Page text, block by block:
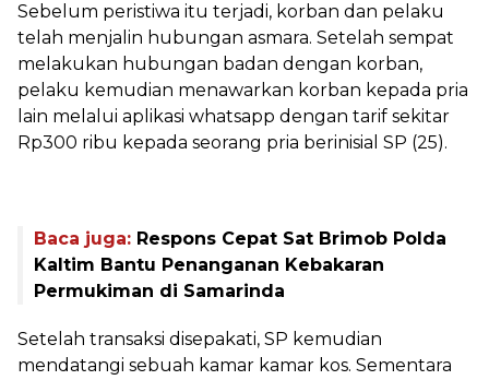
‎Sebelum peristiwa itu terjadi, korban dan pelaku
telah menjalin hubungan asmara. Setelah sempat
melakukan hubungan badan dengan korban,
pelaku kemudian menawarkan korban kepada pria
lain melalui aplikasi whatsapp dengan tarif sekitar
Rp300 ribu kepada seorang pria berinisial SP (25).
Baca juga: Respons Cepat Sat Brimob Polda
Kaltim Bantu Penanganan Kebakaran
Permukiman di Samarinda
‎Setelah transaksi disepakati, SP kemudian
mendatangi sebuah kamar kamar kos. Sementara